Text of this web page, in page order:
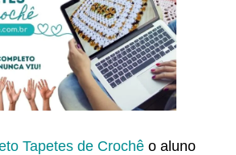
Tapetes de Crochê o aluno